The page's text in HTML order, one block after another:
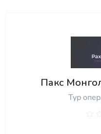
Пакс
Тур